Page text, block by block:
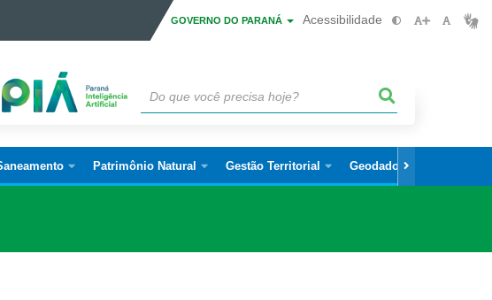
GOVERNO DO PARANÁ Acessibilidade
Patrimônio Natural Gestão Territorial Geodados